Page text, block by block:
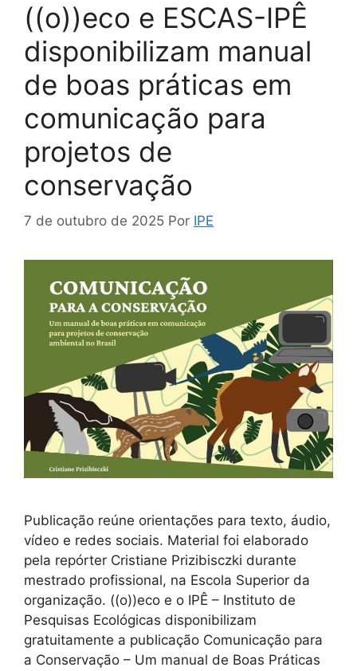
((o))eco e ESCAS-IPÊ
disponibilizam manual
de boas práticas em
comunicação para
projetos de
conservação
7 de outubro de 2025 Por IPE
Publicação reúne orientações para texto, áudio,
vídeo e redes sociais. Material foi elaborado
pela repórter Cristiane Prizibisczki durante
mestrado profissional, na Escola Superior da
organização. ((o))eco e o IPÊ – Instituto de
Pesquisas Ecológicas disponibilizam
gratuitamente a publicação Comunicação para
a Conservação – Um manual de Boas Práticas